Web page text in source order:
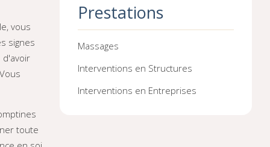
vous
signes
d'avoir
toute
Prestations
Massages
Interventions en Structures
Interventions en Entreprises